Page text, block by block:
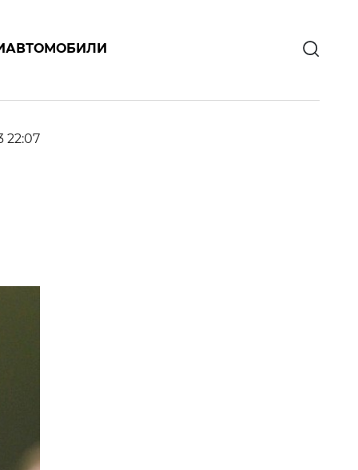
АВТОМОБИЛИ
22:07